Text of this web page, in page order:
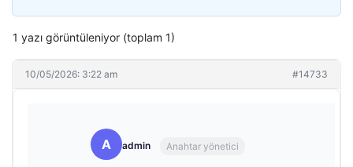
1 yazı görüntüleniyor (toplam 1)
10/05/2026: 3:22 am #14733
A admin Anahtar yönetici